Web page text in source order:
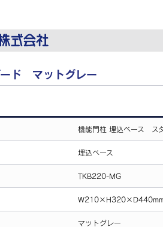
ド マットグレー
機能門柱 埋込ベース ス
埋込ベース
TKB220-MG
マットグレー